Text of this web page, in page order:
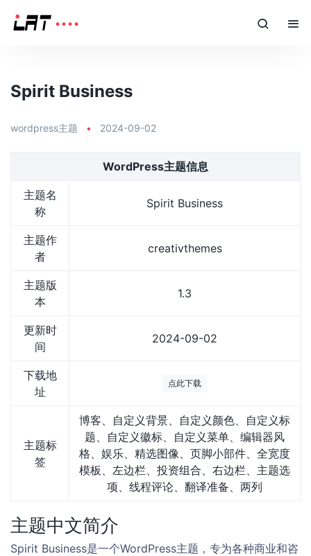
Spirit Business
wordpress主题 • 2024-09-02
WordPress主题信息
主题名
称
Spirit Business
主题作
者
creativthemes
主题版
本
1.3
更新时
间
2024-09-02
下载地
址
点此下载
主题标
签
博客、自定义背景、自定义颜色、自定义标
题、自定义徽标、自定义菜单、编辑器风
格、娱乐、精选图像、页脚小部件、全宽度
模板、左边栏、投资组合、右边栏、主题选
项、线程评论、翻译准备、两列
主题中文简介
Spirit Business是一个WordPress主题，专为各种商业和咨